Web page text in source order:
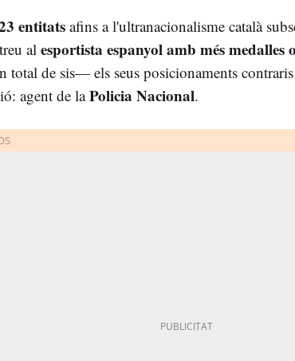
entitatsafins a l'ultranacionalisme català
al esportista espanyol amb més medalles
de sis— els seus posicionaments
agent de laPolicia Nacional.